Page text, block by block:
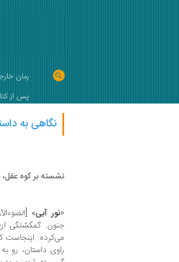
رمان
پس از
نگاهی به
نشسته بر کوه عقل،
«نور آبی»
جنون. گمگشتگی
می‌کرده. اینجاست
راوی داستان، رو‌